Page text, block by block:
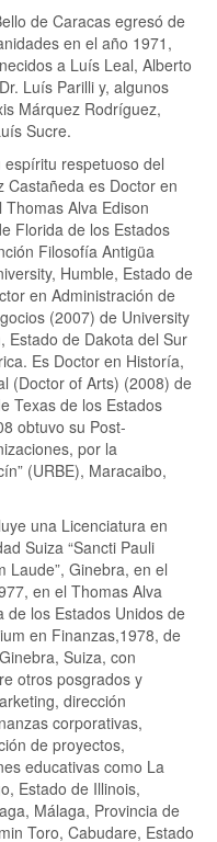
de Caracas egresó de
en el año 1971,
a Luís Leal, Alberto
Luís Parilli y, algunos
Márquez Rodríguez,
Sucre.
respetuoso del
Castañeda es Doctor en
Alva Edison
Florida de los Estados
Filosofía Antigüa
Humble, Estado de
en Administración de
(2007) de University
Estado de Dakota del Sur
Es Doctor en Historía,
(Doctor of Arts) (2008) de
Texas de los Estados
obtuvo su Post-
por la
(URBE), Maracaibo,
una Licenciatura en
Suiza “Sancti Pauli
Laude”, Ginebra, en el
en el Thomas Alva
de los Estados Unidos de
en Finanzas,1978, de
Suiza, con
otros posgrados y
dirección
corporativas,
de proyectos,
educativas como La
Estado de Illinois,
Málaga, Provincia de
Toro, Cabudare, Estado